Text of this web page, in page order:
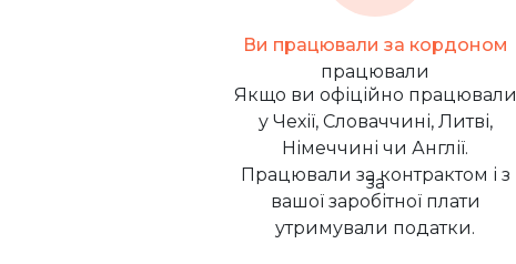
Ви працювали за кордоном
Якщо ви офіційно працювали
у Чехії, Словаччині, Литві,
Німеччині чи Англії.
Працювали за контрактом і з
вашої заробітної плати
утримували податки.